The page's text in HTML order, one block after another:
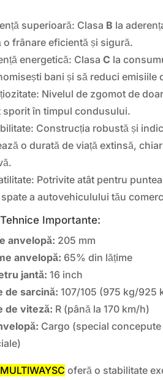
superioară: Clasa B la
o frânare eficientă și sigură.
energetică: ClasaC la
bani și să reduci emisiile
Nivelul de zgomot de
în timpul condusului.
Construcția robustă și
o durată de viață extinsă,
Potrivite atât pentru
a autovehiculului tău
Importante:
anvelopă: 205 mm
anvelopă: 65% din lățime
jantă: 16 inch
de sarcină: 107/105 (975 kg/925
de viteză: R (până la 170 km/h)
Cargo (special
oferă o stabilitate